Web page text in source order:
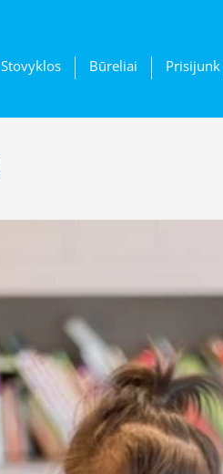
Stovyklos Būreliai